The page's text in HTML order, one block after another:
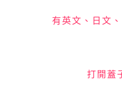
有英文、日文
打開蓋